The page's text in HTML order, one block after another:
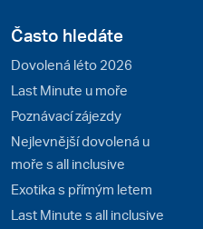
Často hledáte
Dovolená léto 2026
Last Minute u moře
Poznávací zájezdy
Nejlevnější dovolená u
moře s all inclusive
Exotika s přímým letem
Last Minute s all inclusive